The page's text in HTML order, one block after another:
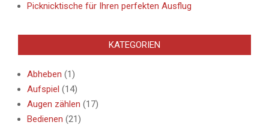
Picknicktische für Ihren perfekten Ausflug
KATEGORIEN
Abheben (1)
Aufspiel (14)
Augen zählen (17)
Bedienen (21)